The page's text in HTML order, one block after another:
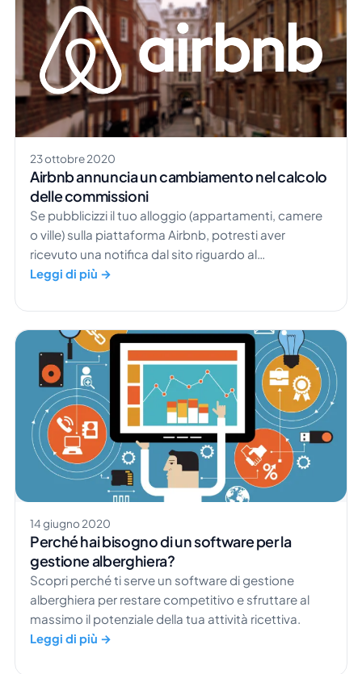
23 ottobre 2020
Airbnb annuncia un cambiamento nel calcolo
delle commissioni
Se pubblicizzi il tuo alloggio (appartamenti, camere
o ville) sulla piattaforma Airbnb, potresti aver
ricevuto una notifica dal sito riguardo al
cambiamento nella struttura della tariffa di
7.12.2020, Airbnb ha annunciato una modifica alla
tariffa applicata per i […]
Leggi di più →
14 giugno 2020
Perché hai bisogno di un software per la
gestione alberghiera?
Scopri perché ti serve un software di gestione
alberghiera per restare competitivo e sfruttare al
massimo il potenziale della tua attività ricettiva.
Leggi di più →